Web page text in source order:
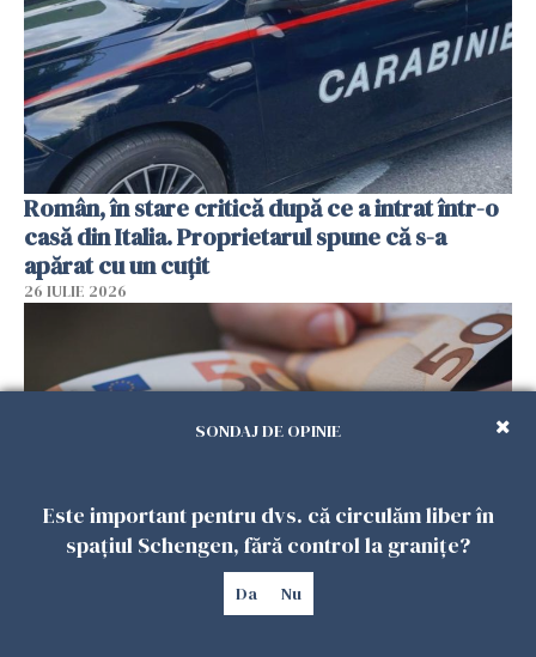
Român, în stare critică după ce a intrat într-o
casă din Italia. Proprietarul spune că s-a
apărat cu un cuțit
26 IULIE 2026
Menajere și îngrijitori, în vizorul Fiscului din
Italia. Aproape 500.000 de euro din venituri,
SONDAJ DE OPINIE
Este important pentru dvs. că circulăm liber în
spațiul Schengen, fără control la granițe?
Da Nu